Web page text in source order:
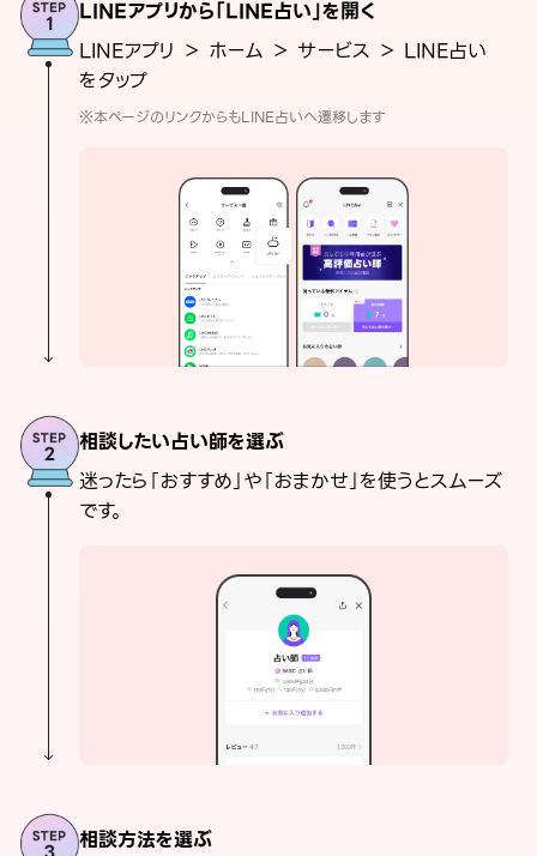
LINEアプリから「LINE占い」を開く
LINEアプリ ＞ ホーム ＞ サービス ＞ LINE占い
をタップ
※本ページのリンクからもLINE占いへ遷移します
相談したい占い師を選ぶ
迷ったら「おすすめ」や「おまかせ」を使うとスムーズ
です。
相談方法を選ぶ